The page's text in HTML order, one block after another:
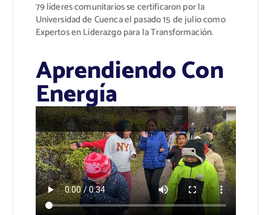
79 líderes comunitarios se certificaron por la
Universidad de Cuenca el pasado 15 de julio como
Expertos en Liderazgo para la Transformación.
Aprendiendo Con
Energía